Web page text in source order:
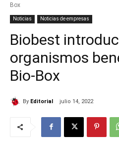
Box
Noticias Noticias de empresas
Biobest
organismos
Bio-Box
By Editorial julio 14, 2022